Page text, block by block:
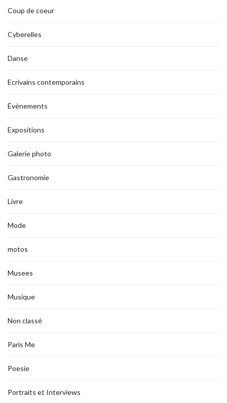
Coup de coeur
Cyberelles
Danse
Ecrivains contemporains
Évènements
Expositions
Galerie photo
Gastronomie
Livre
Mode
motos
Musees
Musique
Non classé
Paris Me
Poesie
Portraits et Interviews